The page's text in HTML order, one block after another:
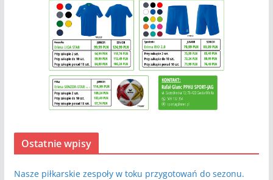
Ostatnie wpisy
Nasze piłkarskie zespoły w toku przygotowań do sezonu.